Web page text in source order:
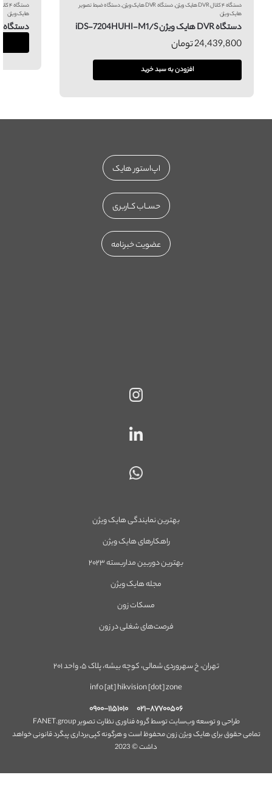
دستگاه ۴ کانال DVR هایک ویژن ,دستگاه DVR هایک ویژن ,دستگاه ضبط تصویر
هایک ویژن
دستگاه DVR هایک ویژن iDS-7204HUHI-M1/S
24,439,800تومان
افزودن به سبد خرید
دستگاه ۴ کانال DVR هایک ویژن
هایک ویژن
دستگاه DVR هایک ویژن iDS-7204HTHI-M1S
تهران، خ سهروردی شمالی، کوچه بیشه، پلاک ۵، واحد ۲۰۱
info [at] hikvision [dot] zone
۰۲۱-۸۷۷۰۰۵۰۶
۰۹۰۰-۱۱۵۱۰۱۰
بهترین نمایندگی هایک ویژن
راهکارهای هایک ویژن
بهترین دوربین مداربسته ۲۰۲۳
مجله هایک ویژن
مسکات زون
فرصت‌های شغلی در زون
اپ‌استور هایک
حســاب کــاربری
عضویت خبرنامه
تمامی حقوق برای هایک ویژن زون محفوظ است و هرگونه کپی‌برداری پیگرد قانونی خواهد
داشت © 2023
طراحی و توسعه وب‌سایت توسط گروه فناوری نظارت تصویر FANET.group